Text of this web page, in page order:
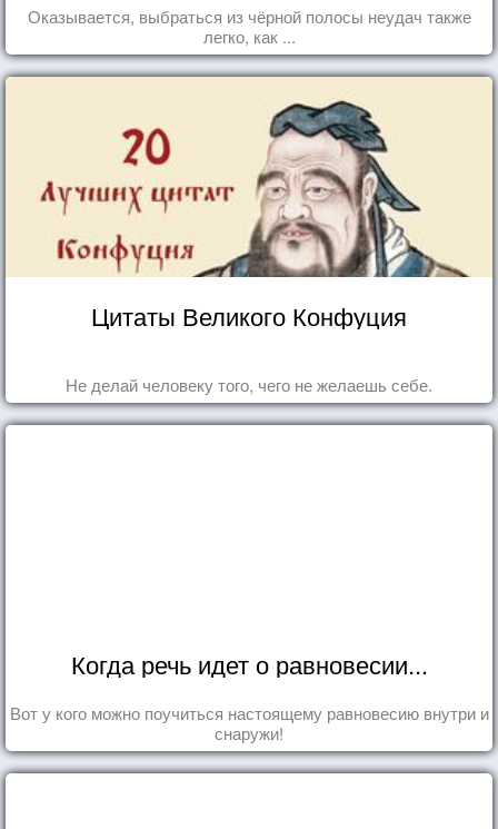
Оказывается, выбраться из чёрной полосы неудач также
легко, как ...
Цитаты Великого Конфуция
Не делай человеку того, чего не желаешь себе.
Когда речь идет о равновесии...
Вот у кого можно поучиться настоящему равновесию внутри и
снаружи!